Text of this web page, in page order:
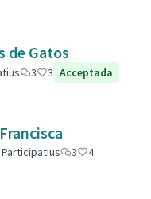
de Gatos
3 3 Acceptada
3
4